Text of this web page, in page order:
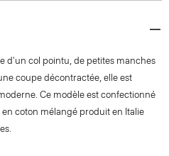
d'un col pointu, de petites manches
coupe décontractée, elle est
Ce modèle est confectionné
coton mélangé produit en Italie